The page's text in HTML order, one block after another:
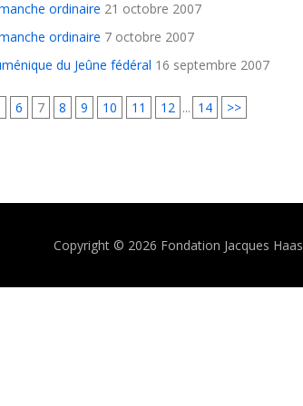
ordinaire 21 octobre 2007
ordinaire 7 octobre 2007
du Jeûne fédéral 16 septembre 2007
6 7 8 9 10 11 12 ... 14 >>
Copyright © 2026 Fondation Jacques Haas